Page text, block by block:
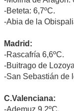
-Beteta: 6,7ºC.
-Abia de la
Madrid:
-Rascafría 6,6ºC.
-Buitrago de
-San Sebastián de
C.Valenciana:
-Ademuz 9,2ºC.